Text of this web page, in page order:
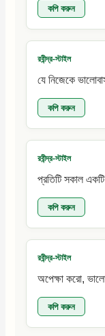
কপি করুন
রবীন্দ্র-স্টাইল
যে নিজেকে
কপি করুন
রবীন্দ্র-স্টাইল
প্রতিটি সকাল
কপি করুন
রবীন্দ্র-স্টাইল
অপেক্ষা করো,
কপি করুন